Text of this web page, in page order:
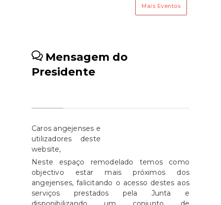
Mais Eventos
Mensagem do
Presidente
Caros angejenses e
utilizadores deste
website,
Neste espaço remodelado temos como
objectivo estar mais próximos dos
angejenses, falicitando o acesso destes aos
serviços prestados pela Junta e